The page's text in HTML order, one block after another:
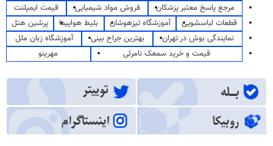
مرجع پاسخ معتبر پزشکان
فروش مواد شیمیایی
قیمت ایمپلنت
قطعات لباسشویی
آموزشگاه تیزهوشان بلیط هواپیما
پرشین هتل
نمایندگی بوش در تهران
بهترین جراح بینی
آموزشگاه زبان ملل
قیمت و خرید سمعک نامرئی
مهرینو